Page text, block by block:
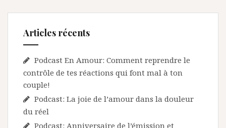
Articles récents
Podcast En Amour: Comment reprendre le
contrôle de tes réactions qui font mal à ton
couple!
Podcast: La joie de l’amour dans la douleur
du réel
Podcast: Anniversaire de l’émission et